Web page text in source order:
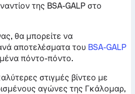
της BSA-GALP στο
θα μπορείτε να
αποτελέσματα του BSA-GALP
πόντο-πόντο.
στιγμές βίντεο με
αγώνες της Γκάλομαρ,